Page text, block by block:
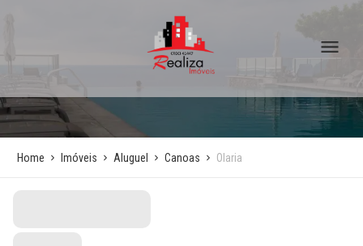
Home Imóveis Aluguel Canoas Olaria